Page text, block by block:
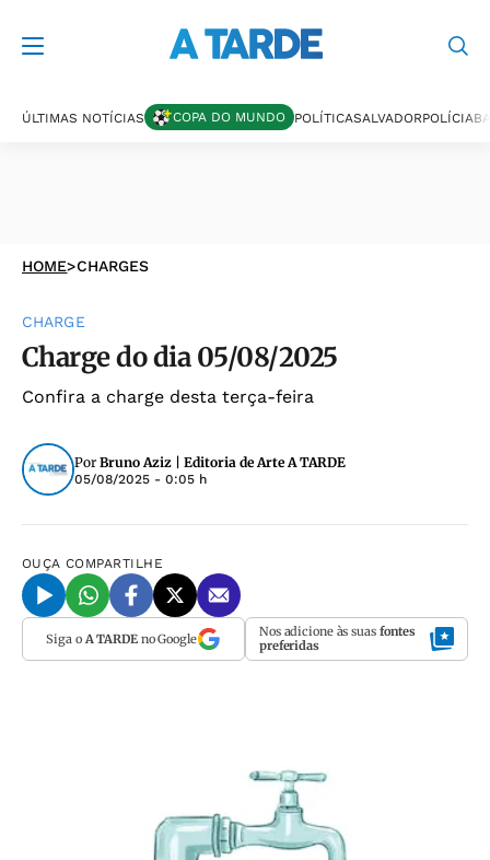
ÚLTIMAS NOTÍCIAS COPA DO MUNDO POLÍTICASALVADORPOLÍCIA
HOME>CHARGES
CHARGE
Charge do dia 05/08/2025
Confira a charge desta terça-feira
Por Bruno Aziz | Editoria de Arte A TARDE
05/08/2025 - 0:05 h
OUÇA COMPARTILHE
Siga o A TARDEno Google Nos adicione às suas fontes
preferidas